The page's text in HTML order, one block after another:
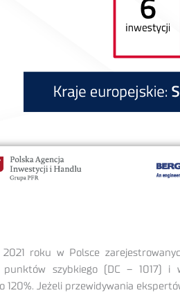
roku w Polsce
szybkiego (DC – 1017)
120%. Jeżeli przewidywania